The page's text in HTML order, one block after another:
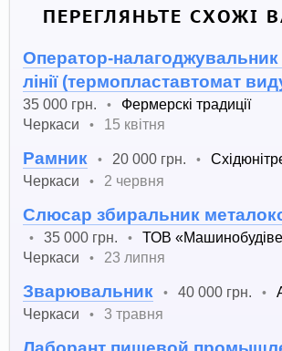
ПЕРЕГЛЯНЬТЕ СХОЖІ
Оператор-налагоджувальник
лінії (термопластавтомат
35 000 грн. •
Фермерскі традиції
Черкаси
• 15 квітня
Рамник • 20 000 грн. •
Черкаси
• 2 червня
Слюсар збиральник
• 35 000 грн. •
ТОВ
Черкаси
• 23 липня
Зварювальник • 40 000 грн. •
Черкаси
• 3 травня